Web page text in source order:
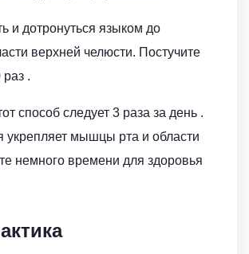
и дотронуться языком до
верхней челюсти. Постучите
.
способ следует 3 раза за день .
укрепляет мышцы рта и области
немного времени для здоровья